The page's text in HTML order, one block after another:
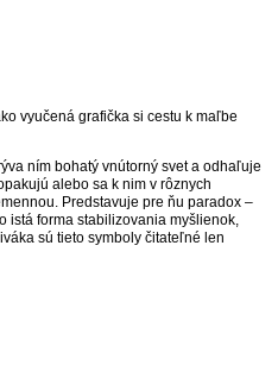
vyučená grafička si cestu k maľbe
ním bohatý vnútorný svet a odhaľuje
alebo sa k nim v rôznych
Predstavuje pre ňu paradox –
istá forma stabilizovania myšlienok,
sú tieto symboly čitateľné len